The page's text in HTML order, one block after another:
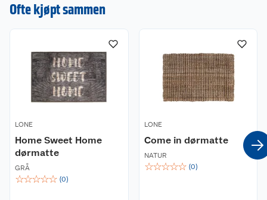
Ofte kjøpt sammen
LONE
Home Sweet Home
dørmatte
GRÅ
☆☆☆☆☆ (0)
LONE
Come in dørmatte
NATUR
☆☆☆☆☆ (0)